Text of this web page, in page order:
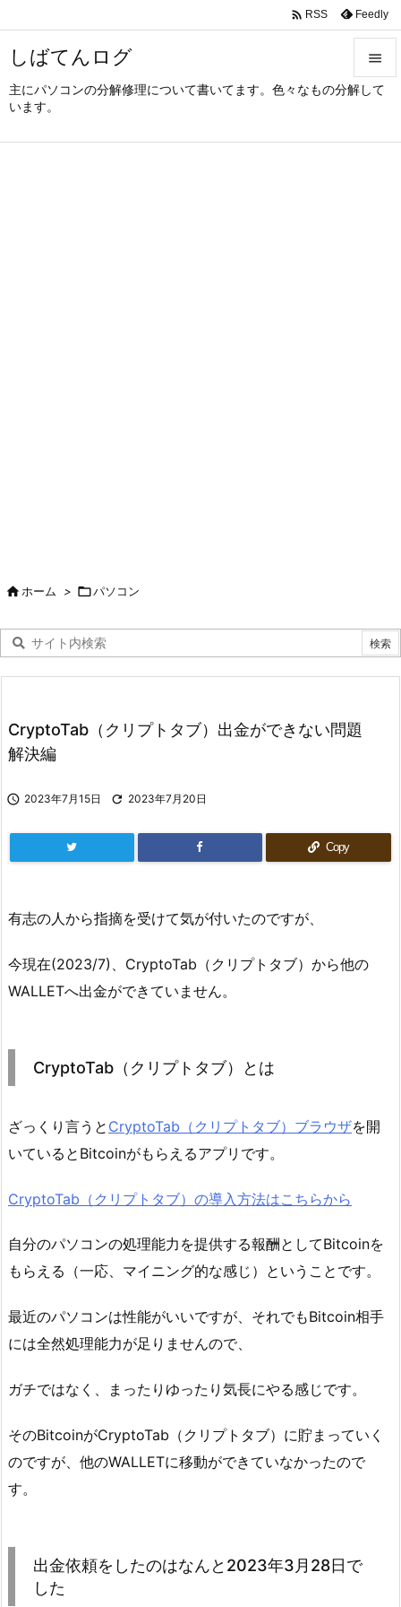
しばてんログ
主にパソコンの分解修理について書いてます。色々なもの分解して
います。



 RSS Feedly
ホーム > パソコン
CryptoTab（クリプトタブ）出金ができない問題
解決編
 2023年7月15日  2023年7月20日
Copy
有志の人から指摘を受けて気が付いたのですが、
今現在(2023/7)、CryptoTab（クリプトタブ）から他の
WALLETへ出金ができていません。
CryptoTab（クリプトタブ）とは
ざっくり言うと CryptoTab（クリプトタブ）ブラウザを開
いているとBitcoinがもらえるアプリです。
CryptoTab（クリプトタブ）の導入方法はこちらから
自分のパソコンの処理能力を提供する報酬としてBitcoinを
もらえる（一応、マイニング的な感じ）ということです。
最近のパソコンは性能がいいですが、それでもBitcoin相手
には全然処理能力が足りませんので、
ガチではなく、まったりゆったり気長にやる感じです。
そのBitcoinがCryptoTab（クリプトタブ）に貯まっていく
のですが、他のWALLETに移動ができていなかったので
す。
出金依頼をしたのはなんと2023年3月28日で
した